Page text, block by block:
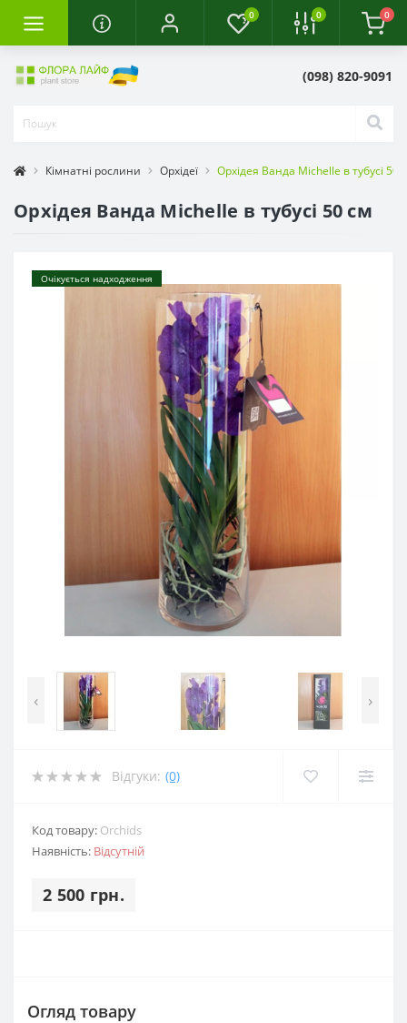
0 0 0
(098) 820-9091
Кімнатні рослини Орхідеї Орхідея Ванда Michelle в тубусі 50
Орхідея Ванда Michelle в тубусі 50 см
Очікується надходження
‹ ›
Відгуки: (0)
Код товару: Orchids
Наявність: Відсутній
2 500 грн.
Огляд товару